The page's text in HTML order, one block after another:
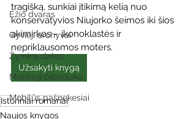
Ežio dvaras
Gyvieji archyvai
Žymios datos
Mobilioji biblioteka
Mobilūs pašnekesiai
tragišką, sunkiai įtikimą kelią nuo
konservatyvios Niujorko šeimos iki šios
akimirkos – ikonoklastės ir
nepriklausomos moters.
Užsakyti knygą
Istoriniai romanai
Naujos knygos